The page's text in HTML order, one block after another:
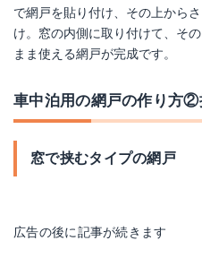
で網戸を貼り付け、その上から
け。窓の内側に取り付けて、そ
まま使える網戸が完成です。
車中泊用の網戸の作り方②
窓で挟むタイプの網戸
広告の後に記事が続きます